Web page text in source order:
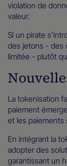
violation de
valeur.
Si un pirate
des jetons - des
limitée - plutôt
La tokenisation
paiement
et les paiements
En intégrant la
adopter des
garantissant un